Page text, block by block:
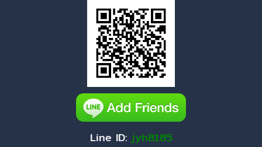
Line ID:jyh8185